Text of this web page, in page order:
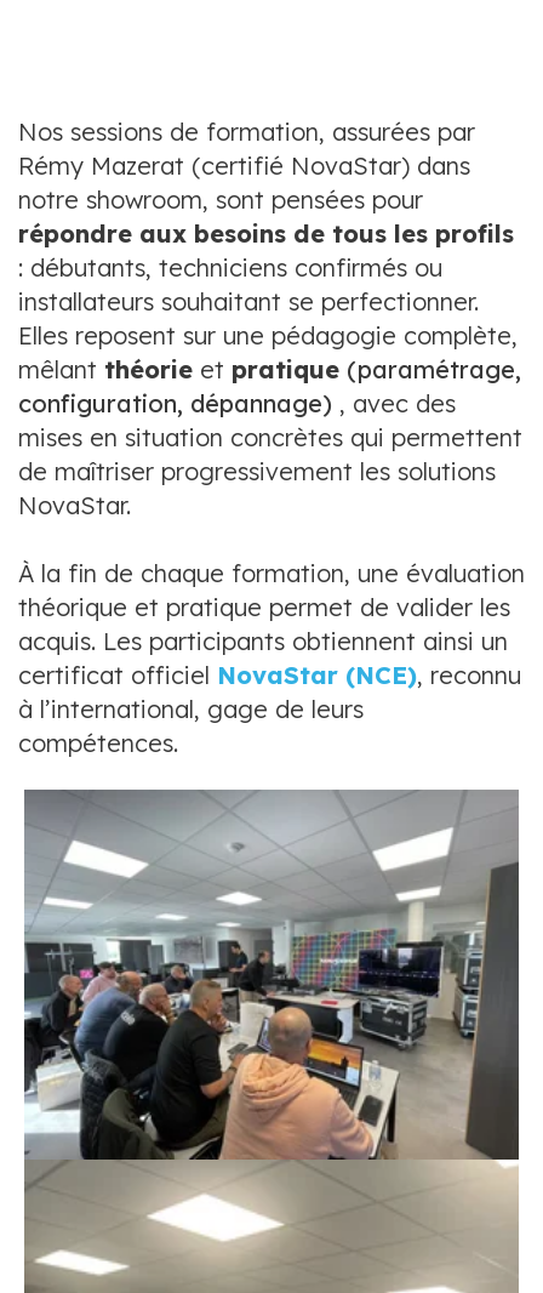
Nos sessions de formation, assurées par
Rémy Mazerat (certifié NovaStar) dans
notre showroom, sont pensées pour
répondre aux besoins de tous les profils
: débutants, techniciens confirmés ou
installateurs souhaitant se perfectionner.
Elles reposent sur une pédagogie complète,
mêlant théorie et pratique (paramétrage,
configuration, dépannage) , avec des
mises en situation concrètes qui permettent
de maîtriser progressivement les solutions
NovaStar.
À la fin de chaque formation, une évaluation
théorique et pratique permet de valider les
acquis. Les participants obtiennent ainsi un
certificat officiel NovaStar (NCE), reconnu
à l’international, gage de leurs
compétences.